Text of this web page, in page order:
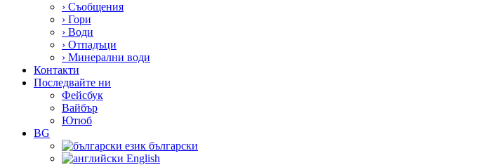
› Съобщения
› Гори
› Води
› Отпадъци
› Минерални води
Контакти
Последвайте ни
Фейсбук
Вайбър
Ютюб
BG
български
English